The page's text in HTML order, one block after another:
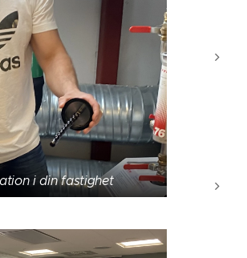
i din fastighet